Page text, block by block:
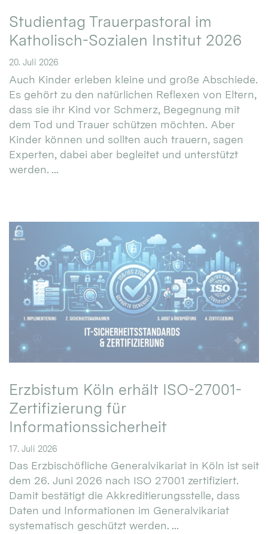
Studientag Trauerpastoral im
Katholisch-Sozialen Institut 2026
20. Juli 2026
Auch Kinder erleben kleine und große Abschiede.
Es gehört zu den natürlichen Reflexen von Eltern,
dass sie ihr Kind vor Schmerz, Begegnung mit
dem Tod und Trauer schützen möchten. Aber
Kinder können und sollten auch trauern, sagen
Experten, dabei aber begleitet und unterstützt
werden. ...
Erzbistum Köln erhält ISO-27001-
Zertifizierung für
Informationssicherheit
17. Juli 2026
Das Erzbischöfliche Generalvikariat in Köln ist seit
dem 26. Juni 2026 nach ISO 27001 zertifiziert.
Damit bestätigt die Akkreditierungsstelle, dass
Daten und Informationen im Generalvikariat
systematisch geschützt werden. ...